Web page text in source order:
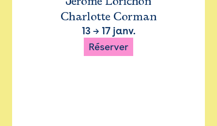
Charlotte Corman
13→ 17 janv.
Réserver